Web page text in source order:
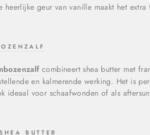
heerlijke geur van vanille maakt het
combineert shea butter met
en kalmerende werking. Het is
ideaal voor schaafwonden of als
BUTTER